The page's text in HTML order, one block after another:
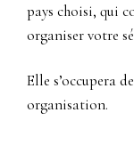
pays choisi, qui
organiser votre
Elle s’occupera
organisation.